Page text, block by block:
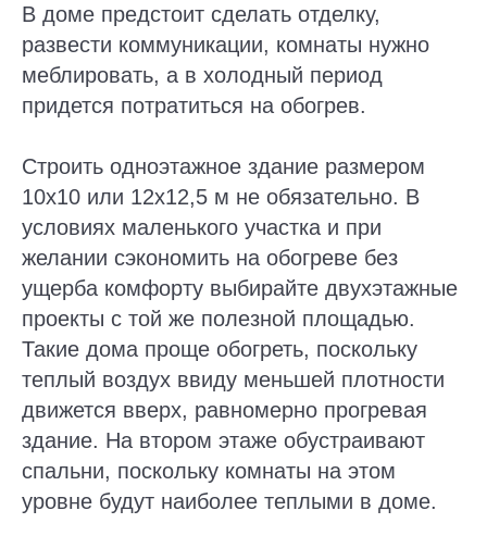
В доме предстоит сделать отделку,
развести коммуникации, комнаты нужно
меблировать, а в холодный период
придется потратиться на обогрев.
Строить одноэтажное здание размером
10х10 или 12х12,5 м не обязательно. В
условиях маленького участка и при
желании сэкономить на обогреве без
ущерба комфорту выбирайте двухэтажные
проекты с той же полезной площадью.
Такие дома проще обогреть, поскольку
теплый воздух ввиду меньшей плотности
движется вверх, равномерно прогревая
здание. На втором этаже обустраивают
спальни, поскольку комнаты на этом
уровне будут наиболее теплыми в доме.